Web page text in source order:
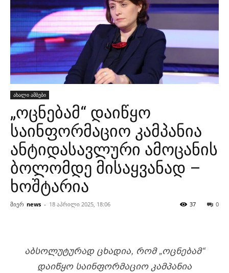
ახალი ამბები
„ოცნებამ“ დაიწყო
საინფორმაციო კამპანია
ანტიდასავლური ამოცანის
ბოლომდე მისაყვანად –
ხოშტარია
მიერ news - 18 აპრილი 2025, 18:06 0
37
ᲐᲑᲡᲝᲚᲣᲢᲣᲠᲐᲓ ᲪᲮᲐᲓᲘᲐ, ᲠᲝᲛ „ᲝᲪᲜᲔᲑᲐᲛ“
ᲓᲐᲘᲬᲧᲝ ᲡᲐᲘᲜᲤᲝᲠᲛᲐᲪᲘᲝ ᲙᲐᲛᲞᲐᲜᲘᲐ